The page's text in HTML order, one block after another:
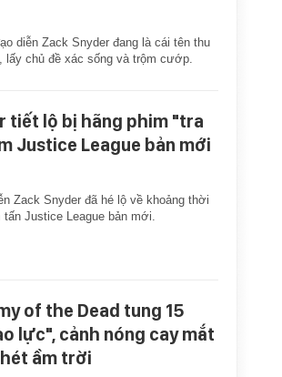
diễn Zack Snyder đang là cái tên thu
lấy chủ đề xác sống và trộm cướp.
tiết lộ bị hãng phim "tra
Justice League bản mới
Zack Snyder đã hé lộ về khoảng thời
Justice League bản mới.
of the Dead tung 15
lực", cảnh nóng cay mắt
ầm trời